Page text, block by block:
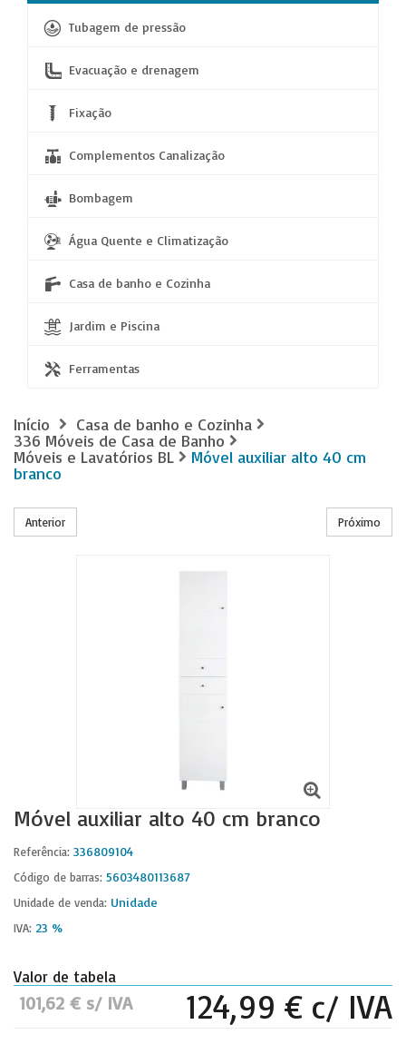
Tubagem de pressão
Evacuação e drenagem
Fixação
Complementos Canalização
Bombagem
Água Quente e Climatização
Casa de banho e Cozinha
Jardim e Piscina
Ferramentas
Início
Casa de banho e Cozinha
336 Móveis de Casa de Banho
Móveis e Lavatórios BL
Móvel auxiliar alto 40 cm
branco
Anterior Próximo
Móvel auxiliar alto 40 cm branco
Referência: 336809104
Código de barras: 5603480113687
Unidade de venda: Unidade
IVA: 23 %
Valor de tabela
101,62 € s/ IVA 124,99 € c/ IVA